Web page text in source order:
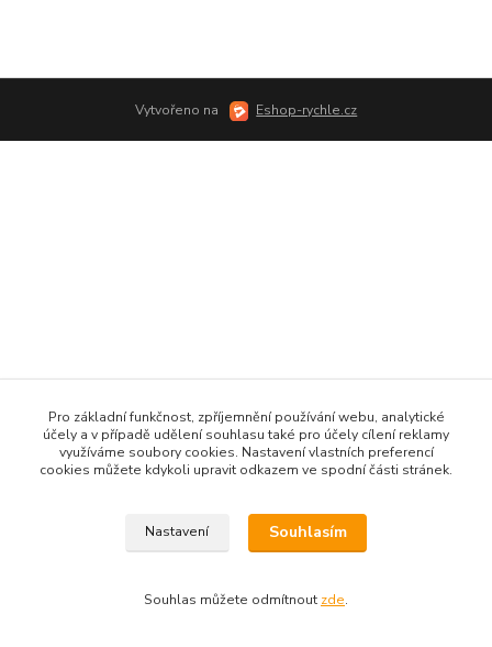
Vytvořeno na Eshop-rychle.cz
Pro základní funkčnost, zpříjemnění používání webu, analytické
účely a v případě udělení souhlasu také pro účely cílení reklamy
využíváme soubory cookies. Nastavení vlastních preferencí
cookies můžete kdykoli upravit odkazem ve spodní části stránek.
Nastavení Souhlasím
Souhlas můžete odmítnout zde.